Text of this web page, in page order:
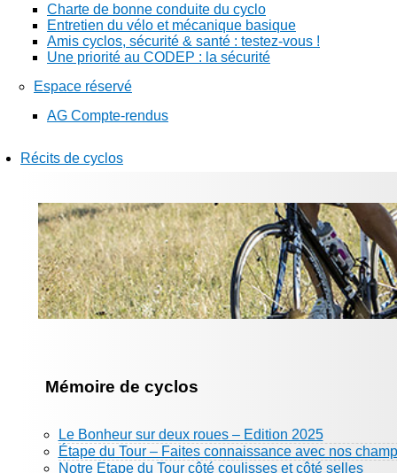
Charte de bonne conduite du cyclo
Entretien du vélo et mécanique basique
Amis cyclos, sécurité & santé : testez-vous !
Une priorité au CODEP : la sécurité
Espace réservé
AG Compte-rendus
Récits de cyclos
Mémoire de cyclos
Le Bonheur sur deux roues – Edition 2025
Étape du Tour – Faites connaissance avec nos
Notre Etape du Tour côté coulisses et côté selles